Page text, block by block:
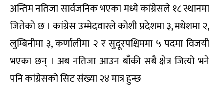
अन्तिम नतिजा सार्वजनिक भएका मध्ये कांग्रेसले १८ स्थानमा
जितेको छ । कांग्रेस उम्मेदवारले कोशी प्रदेशमा ३, मधेशमा २,
लुम्बिनीमा ३, कर्णालीमा २ र सुदूरपश्चिममा ५ पदमा विजयी
भएका छन् । अब नतिजा आउन बाँकी सबै क्षेत्र जित्यो भने
पनि कांग्रेसको सिट संख्या २४ मात्र हुन्छ